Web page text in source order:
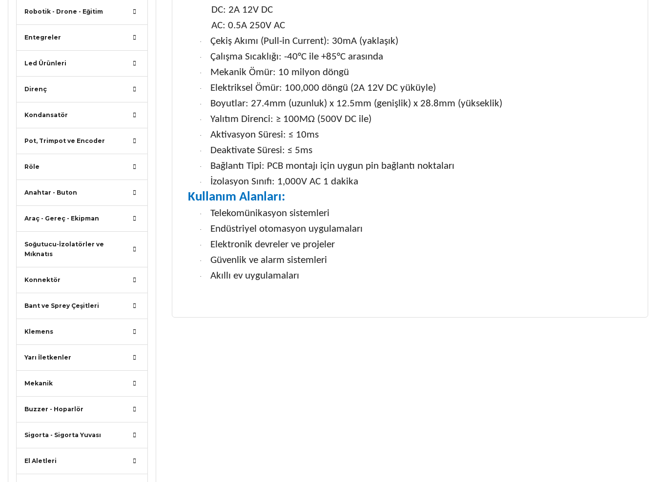
Robotik - Drone - Eğitim
Entegreler
Led Ürünleri
Direnç
Kondansatör
Pot, Trimpot ve Encoder
Röle
Anahtar - Buton
Araç - Gereç - Ekipman
Soğutucu-İzolatörler ve
Mıknatıs
Konnektör
Bant ve Sprey Çeşitleri
Klemens
Yarı İletkenler
Mekanik
Buzzer - Hoparlör
Sigorta - Sigorta Yuvası
El Aletleri
DC: 2A 12V DC
AC: 0.5A 250V AC
· Çekiş Akımı (Pull-in Current): 30mA (yaklaşık)
· Çalışma Sıcaklığı: -40°C ile +85°C arasında
· Mekanik Ömür: 10 milyon döngü
· Elektriksel Ömür: 100,000 döngü (2A 12V DC yüküyle)
· Boyutlar: 27.4mm (uzunluk) x 12.5mm (genişlik) x 28.8mm (yükseklik)
· Yalıtım Direnci: ≥ 100MΩ (500V DC ile)
· Aktivasyon Süresi: ≤ 10ms
· Deaktivate Süresi: ≤ 5ms
· Bağlantı Tipi: PCB montajı için uygun pin bağlantı noktaları
· İzolasyon Sınıfı: 1,000V AC 1 dakika
Kullanım Alanları:
· Telekomünikasyon sistemleri
· Endüstriyel otomasyon uygulamaları
· Elektronik devreler ve projeler
· Güvenlik ve alarm sistemleri
· Akıllı ev uygulamaları